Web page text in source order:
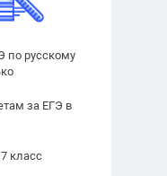
по русскому
за ЕГЭ в
класс